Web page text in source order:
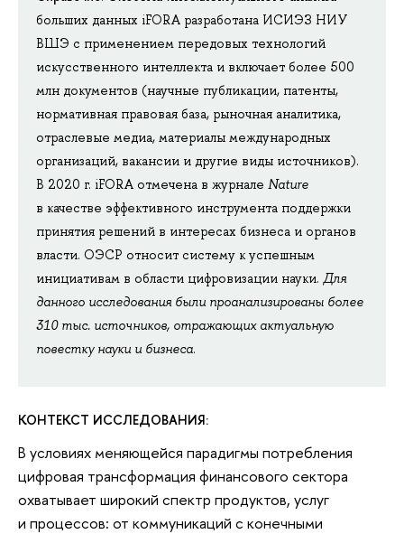
больших данных iFORA разработана ИСИЭЗ НИУ
ВШЭ с применением передовых технологий
искусственного интеллекта и включает более 500
млн документов (научные публикации, патенты,
нормативная правовая база, рыночная аналитика,
отраслевые медиа, материалы международных
организаций, вакансии и другие виды источников).
В 2020 г. iFORA отмечена в журнале Nature
в качестве эффективного инструмента поддержки
принятия решений в интересах бизнеса и органов
власти. ОЭСР относит систему к успешным
инициативам в области цифровизации науки. Для
данного исследования были проанализированы более
310 тыс. источников, отражающих актуальную
повестку науки и бизнеса.
КОНТЕКСТ ИССЛЕДОВАНИЯ:
В условиях меняющейся парадигмы потребления
цифровая трансформация финансового сектора
охватывает широкий спектр продуктов, услуг
и процессов: от коммуникаций с конечными